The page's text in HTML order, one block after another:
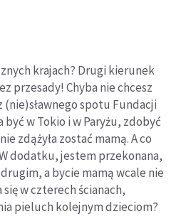
krajach? Drugi kierunek
przesady! Chyba nie chcesz
(nie)sławnego spotu Fundacji
być w Tokio i w Paryżu, zdobyć
zdążyła zostać mamą. A co
dodatku, jestem przekonana,
a bycie mamą wcale nie
w czterech ścianach,
pieluch kolejnym dzieciom?